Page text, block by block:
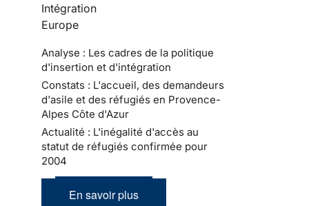
Intégration
Europe
Analyse : Les cadres de la politique
d'insertion et d'intégration
Constats : L'accueil, des demandeurs
d'asile et des réfugiés en Provence-
Alpes Côte d'Azur
Actualité : L'inégalité d'accès au
statut de réfugiés confirmée pour
2004
En savoir plus